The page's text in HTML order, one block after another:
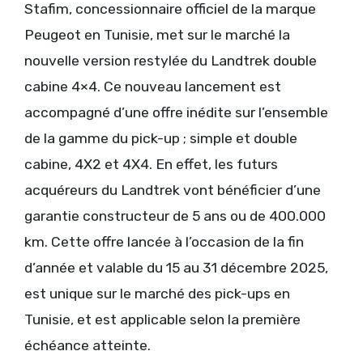
Stafim, concessionnaire officiel de la marque
Peugeot en Tunisie, met sur le marché la
nouvelle version restylée du Landtrek double
cabine 4×4. Ce nouveau lancement est
accompagné d’une offre inédite sur l’ensemble
de la gamme du pick-up ; simple et double
cabine, 4X2 et 4X4. En effet, les futurs
acquéreurs du Landtrek vont bénéficier d’une
garantie constructeur de 5 ans ou de 400.000
km. Cette offre lancée à l’occasion de la fin
d’année et valable du 15 au 31 décembre 2025,
est unique sur le marché des pick-ups en
Tunisie, et est applicable selon la première
échéance atteinte.